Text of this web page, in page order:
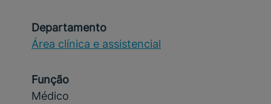
Departamento
Área clínica e assistencial
Função
Médico